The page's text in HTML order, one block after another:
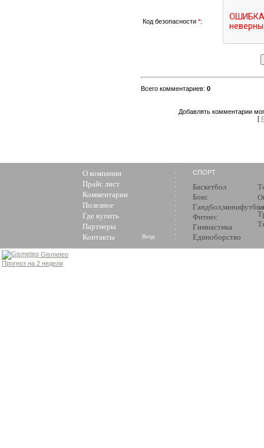
Код безопасности *:
Всего комментариев: 0
Добавлять комментарии
[
О компании
Прайс лист
Комментарии
Полезное
Где купить
Партнеры
Контакты
СПОРТ
Баскетбол
Бокс
Гандбол,минифутбол
Фитнес
Гимнастика
Единоборство
Вход
Gismeteo
Прогноз на 2 недели